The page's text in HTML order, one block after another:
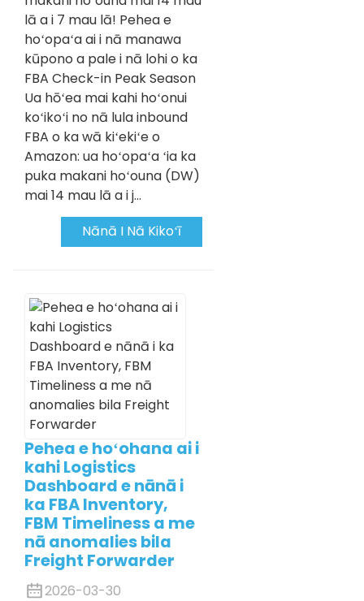
lā a i 7 mau lā! Pehea e
hoʻopaʻa ai i nā manawa
kūpono a pale i nā lohi o ka
FBA Check-in Peak Season
Ua hōʻea mai kahi hoʻonui
koʻikoʻi no nā lula inbound
FBA o ka wā kiʻekiʻe o
Amazon: ua hoʻopaʻa ʻia ka
puka makani hoʻouna (DW)
mai 14 mau lā a i j...
Nānā I Nā Kikoʻī
Pehea e hoʻohana ai i
kahi Logistics
Dashboard e nānā i
ka FBA Inventory,
FBM Timeliness a me
nā anomalies bila
Freight Forwarder
2026-03-30